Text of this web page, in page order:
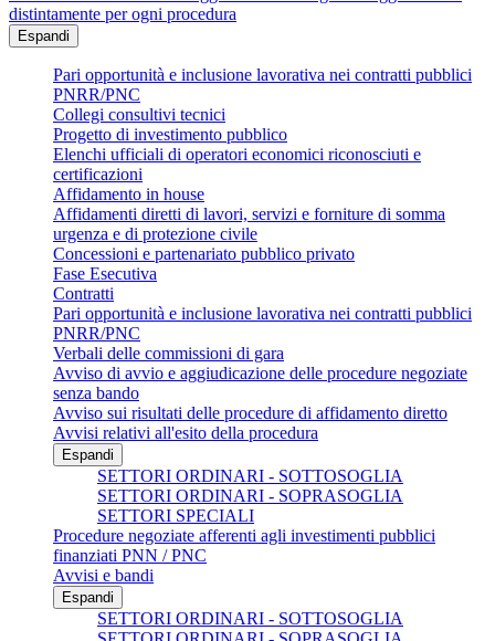
distintamente per ogni procedura
Espandi
Pari opportunità e inclusione lavorativa nei contratti pubblici
PNRR/PNC
Collegi consultivi tecnici
Progetto di investimento pubblico
Elenchi ufficiali di operatori economici riconosciuti e
certificazioni
Affidamento in house
Affidamenti diretti di lavori, servizi e forniture di somma
urgenza e di protezione civile
Concessioni e partenariato pubblico privato
Fase Esecutiva
Contratti
Pari opportunità e inclusione lavorativa nei contratti pubblici
PNRR/PNC
Verbali delle commissioni di gara
Avviso di avvio e aggiudicazione delle procedure negoziate
senza bando
Avviso sui risultati delle procedure di affidamento diretto
Avvisi relativi all'esito della procedura
Espandi
SETTORI ORDINARI - SOTTOSOGLIA
SETTORI ORDINARI - SOPRASOGLIA
SETTORI SPECIALI
Procedure negoziate afferenti agli investimenti pubblici
finanziati PNN / PNC
Avvisi e bandi
Espandi
SETTORI ORDINARI - SOTTOSOGLIA